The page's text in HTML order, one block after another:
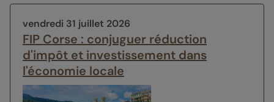
vendredi 31 juillet 2026
FIP Corse : conjuguer réduction
d'impôt et investissement dans
l'économie locale